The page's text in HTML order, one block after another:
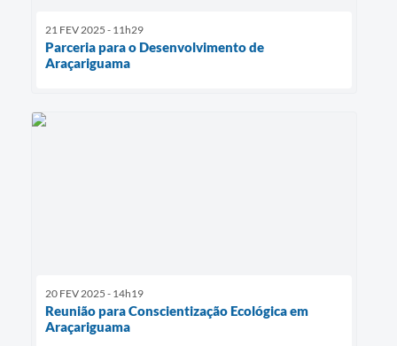
21 FEV 2025 - 11h29
Parceria para o Desenvolvimento de
Araçariguama
20 FEV 2025 - 14h19
Reunião para Conscientização Ecológica em
Araçariguama